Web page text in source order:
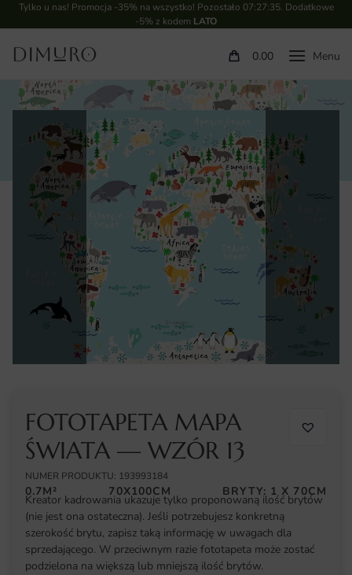
Tylko u nas! Promocja -35% na wszystko! Pozostało 07:27:35. Dodatkowe
-5% z kodem LATO
0.00
FOTOTAPETA MAPA
ŚWIATA — WZÓR 13
NUMER PRODUKTU: 193993184
0.7M² 70X100CM BRYTY: 1 X 70CM
Kreator kadrowania ukazuje tylko proponowaną ilość brytów
(nie jest ona ostateczna). Jeśli potrzebujesz konkretną
szerokość brytu, zapisz taką informację w uwagach dla
sprzedającego. W przeciwnym razie fototapeta może zostać
podzielona na większą lub mniejszą ilość brytów.